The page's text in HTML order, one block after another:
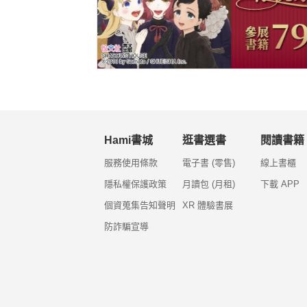
Hami書城
服務使用條款
隱私權保護政策
個資蒐集告知聲明
防詐騙宣導
逛書選書
電子書 (零售)
月讀包 (月租)
XR 體驗書展
閱讀書籍
線上書櫃
下載 APP